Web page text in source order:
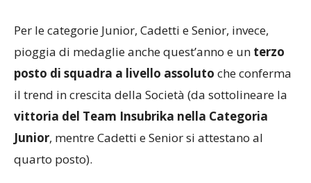
Per le categorie Junior, Cadetti e Senior, invece,
pioggia di medaglie anche quest’anno e un terzo
posto di squadra a livello assoluto che conferma
il trend in crescita della Società (da sottolineare la
vittoria del Team Insubrika nella Categoria
Junior, mentre Cadetti e Senior si attestano al
quarto posto).